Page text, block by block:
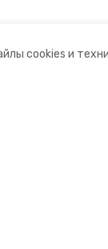
cookies и